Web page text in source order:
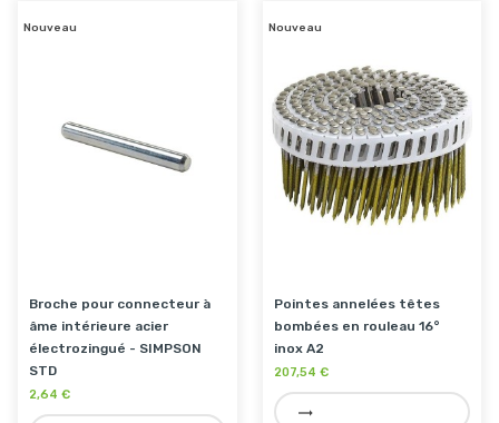
Nouveau
Broche pour connecteur à
âme intérieure acier
électrozingué - SIMPSON
STD
2,64 €
Nouveau
Pointes annelées têtes
bombées en rouleau 16°
inox A2
207,54 €
trending_flat